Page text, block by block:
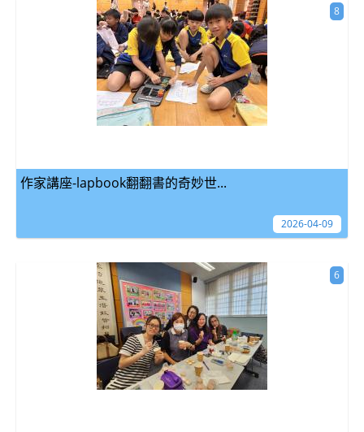
作家講座-lapbook翻翻書的奇妙世...
8
2026-04-09
6